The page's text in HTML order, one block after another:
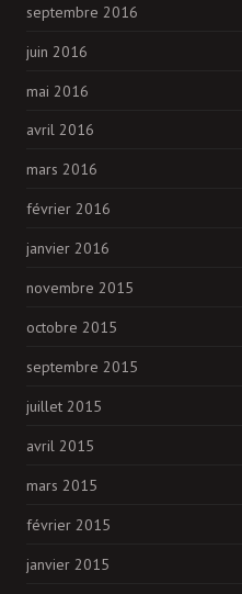
septembre 2016
juin 2016
mai 2016
avril 2016
mars 2016
février 2016
janvier 2016
novembre 2015
octobre 2015
septembre 2015
juillet 2015
avril 2015
mars 2015
février 2015
janvier 2015